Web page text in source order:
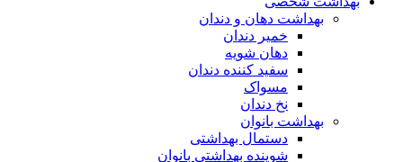
بهداشت دهان و دندان
خمیر دندان
دهان شویه
سفید کننده دندان
مسواک
نخ دندان
بهداشت بانوان
دستمال بهداشتی
شوینده بهداشتی بانوان